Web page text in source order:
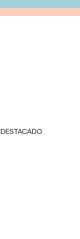
DESTACADO